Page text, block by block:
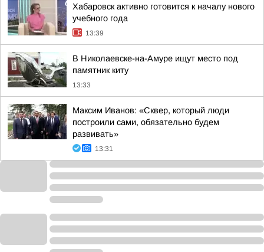
Хабаровск активно готовится к началу нового
учебного года
13:39
В Николаевске-на-Амуре ищут место под
памятник киту
13:33
Максим Иванов: «Сквер, который люди
построили сами, обязательно будем
развивать»
13:31